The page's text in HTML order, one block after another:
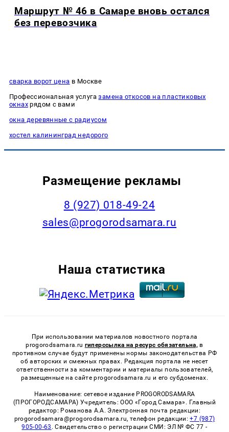
Маршрут № 46 в Самаре вновь остался
без перевозчика
сварка ворот цена в Москве
Профессиональная услугазамена откосов на пластиковых
окнахрядом с вами
окна деревянные с радиусом
хостел калининград недорого
Размещение рекламы
8 (927) 018-49-24
sales@progorodsamara.ru
Наша статистика
При использовании материалов новостного портала
progorodsamara.ru гиперссылка на ресурс обязательна, в
противном случае будут применены нормы законодательства РФ
об авторских и смежных правах. Редакция портала не несет
ответственности за комментарии и материалы пользователей,
размещенные на сайте progorodsamara.ru и его субдоменах.
Наименование: сетевое издание PROGORODSAMARA
(ПРОГОРОДСАМАРА) Учредитель: ООО «Город Самара». Главный
редактор: Романова А.А. Электронная почта редакции:
progorodsamara@progorodsamara.ru, телефон редакции:+7 (987)
905-00-63 . Свидетельство о регистрации СМИ: ЭЛ № ФС 77 -